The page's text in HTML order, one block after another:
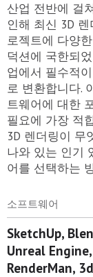
산업 전반에 걸
인해 최신 3D
로젝트에 다양
덕션에 국한되
업에서 필수적
로 변환합니다.
트웨어에 대한
필요에 가장 적
3D 렌더링이 무
나와 있는 인기
어를 선택하는
소프트웨어
SketchUp,
Unreal
RenderMan,